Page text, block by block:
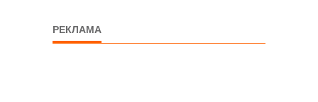
РЕКЛАМА